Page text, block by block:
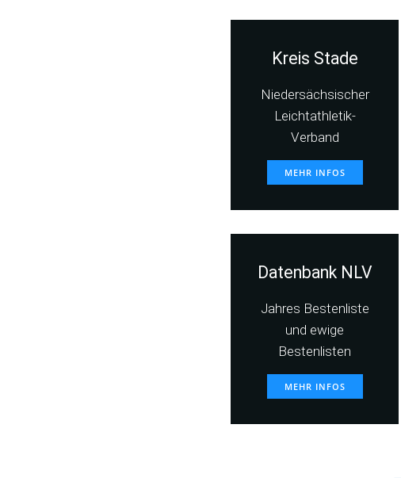
Kreis Stade
Niedersächsischer
Leichtathletik-
Verband
MEHR INFOS
Datenbank NLV
Jahres Bestenliste
und ewige
Bestenlisten
MEHR INFOS